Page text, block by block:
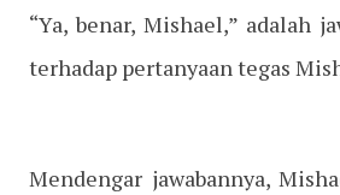
“Ya, benar, Mishael,” adalah
terhadap pertanyaan tegas
Mendengar jawabannya,